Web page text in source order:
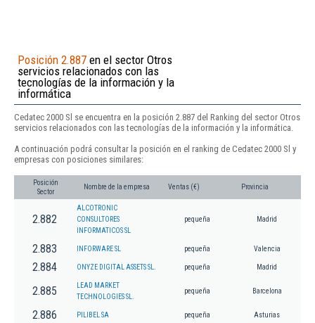
Posición 2.887 en el sector Otros
servicios relacionados con las
tecnologías de la información y la
informática
Cedatec 2000 Sl se encuentra en la posición 2.887 del Ranking del sector Otros
servicios relacionados con las tecnologías de la información y la informática.
A continuación podrá consultar la posición en el ranking de Cedatec 2000 Sl y
empresas con posiciones similares:
Posición
Sector
Nombre de la empresa Ventas (€) Provincia
2.882
ALCOTRONIC
CONSULTORES
INFORMATICOS SL
pequeña Madrid
2.883 INFORWARE SL pequeña Valencia
2.884 ONYZE DIGITAL ASSETS SL. pequeña Madrid
2.885
LEAD MARKET
TECHNOLOGIES SL.
pequeña Barcelona
2.886 PILIBEL SA pequeña Asturias